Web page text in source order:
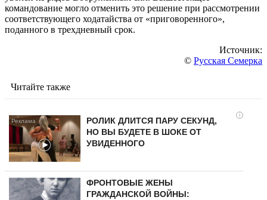
командование могло отменить это решение при рассмотрении
соответствующего ходатайства от «приговоренного»,
поданного в трехдневный срок.
Источник:
© Русская Семерка
Читайте также
i
РОЛИК ДЛИТСЯ ПАРУ СЕКУНД,
НО ВЫ БУДЕТЕ В ШОКЕ ОТ
УВИДЕННОГО
ФРОНТОВЫЕ ЖЕНЫ
ГРАЖДАНСКОЙ ВОЙНЫ: